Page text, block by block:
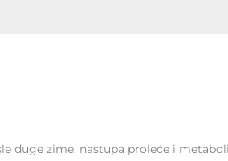
duge zime, nastupa proleće i